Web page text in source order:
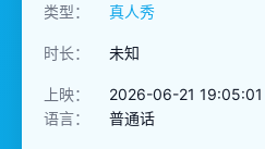
类型：
真人秀
时长： 未知
上映：
2026-06-21 19:05:01
语言：
普通话